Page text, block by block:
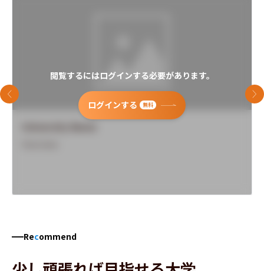
閲覧するにはログインする必要があります。
ログインする 無料
前のスライド 次
Recommend